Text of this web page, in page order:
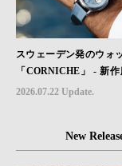
スウェーデン発のウォ
「CORNICHE」 - 新作腕
海の夏を映す、爽やか
2026.07.22 Update.
New